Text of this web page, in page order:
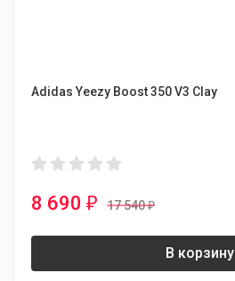
Adidas Yeezy Boost 350 V3 Clay
8 690 ₽ 17 540₽
В корзину